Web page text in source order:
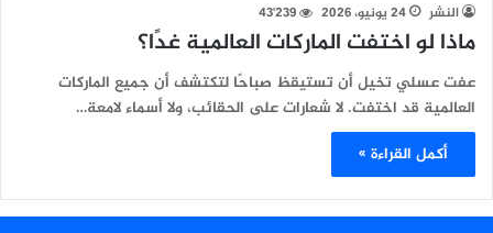
النشر 24 يونيو، 2026 43٬239
ماذا لو اختفت الماركات العالمية غدًا؟
عفت عسلي تخيل أن تستيقظ صباحًا لتكتشف أن جميع الماركات
العالمية قد اختفت. لا شعارات على الحقائب، ولا أسماء لامعة…
أكمل القراءة »